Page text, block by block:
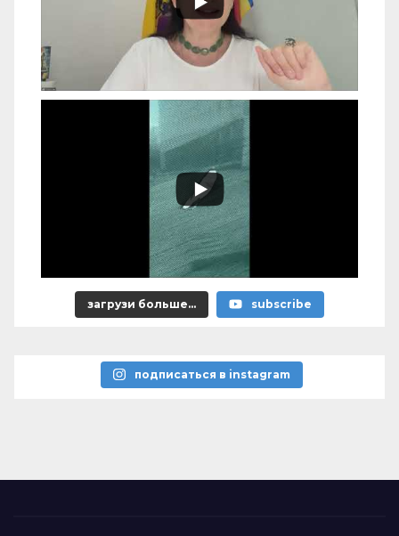
загрузи больше... subscribe
подписаться в instagram